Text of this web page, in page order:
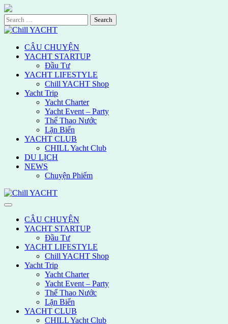
Skip
to
content
Search
for:
CÂU CHUYỆN
YACHT STARTUP
Đầu Tư
YACHT LIFESTYLE
Chill YACHT Shop
Yacht Trip
Yacht Charter
Yacht Event – Party
Thể Thao Nước
Lặn Biển
YACHT CLUB
CHILL Yacht Club
DU LỊCH
NEWS
Chuyện Phiếm
CÂU CHUYỆN
YACHT STARTUP
Đầu Tư
YACHT LIFESTYLE
Chill YACHT Shop
Yacht Trip
Yacht Charter
Yacht Event – Party
Thể Thao Nước
Lặn Biển
YACHT CLUB
CHILL Yacht Club